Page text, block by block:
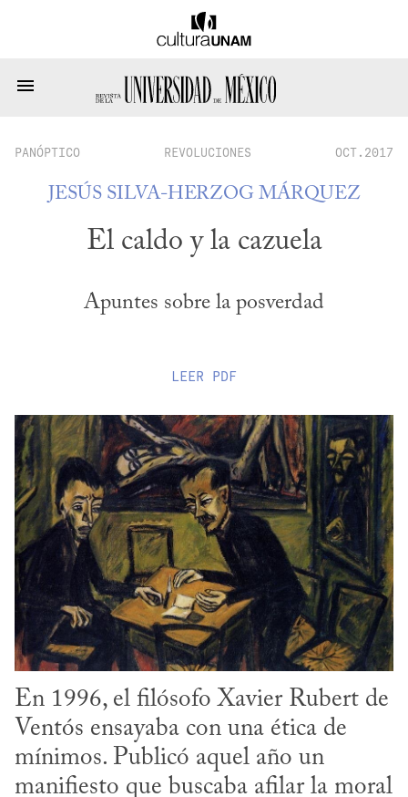
PANÓPTICO REVOLUCIONES OCT.2017
JESÚS SILVA-HERZOG MÁRQUEZ
El caldo y la cazuela
Apuntes sobre la posverdad
LEER PDF
En 1996, el filósofo Xavier Rubert de
Ventós ensayaba con una ética de
mínimos. Publicó aquel año un
manifiesto que buscaba afilar la moral